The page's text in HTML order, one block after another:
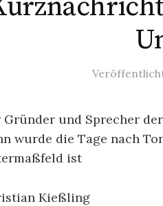
Gründer und Sprecher
wurde die Tage nach
ist
Kießling